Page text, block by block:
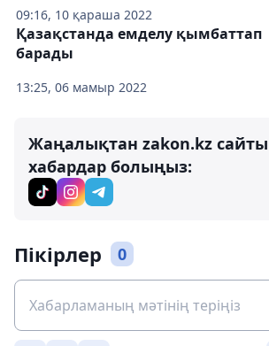
09:16, 10 қараша 2022
13:25, 06 мамыр 2022
Қазақстанда емделу қымбаттап
барады
Жаңалықтан zakon.kz
хабардар болыңыз:
Пікірлер 0